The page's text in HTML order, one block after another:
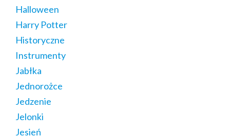
Halloween
Harry Potter
Historyczne
Instrumenty
Jabłka
Jednorożce
Jedzenie
Jelonki
Jesień